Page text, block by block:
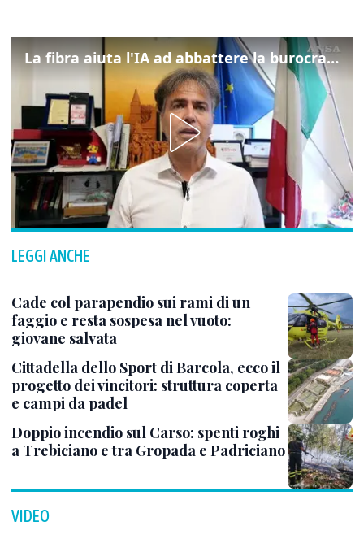
La fibra aiuta l'IA ad abbattere la burocrazia, progetto pilota in Veneto
LEGGI ANCHE
Cade col parapendio sui rami di un
faggio e resta sospesa nel vuoto:
giovane salvata
Cittadella dello Sport di Barcola, ecco il
progetto dei vincitori: struttura coperta
e campi da padel
Doppio incendio sul Carso: spenti roghi
a Trebiciano e tra Gropada e Padriciano
VIDEO